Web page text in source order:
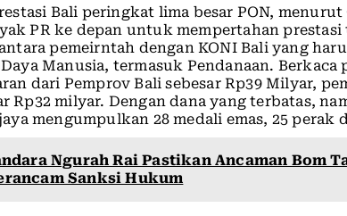
Bali peringkat lima besar PON,
PR ke depan untuk mempertahan
pemeirntah dengan KONI Bali yang
Manusia, termasuk Pendanaan. Berkaca
dari Pemprov Bali sebesar Rp39 Milyar,
Rp32 milyar. Dengan dana yang terbatas,
mengumpulkan 28 medali emas, 25 perak
Ngurah Rai Pastikan Ancaman Bom
Sanksi Hukum